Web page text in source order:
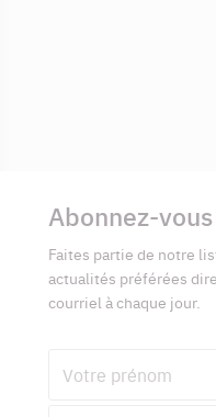
complémentaires
Abonnez-
Faites partie de notre
actualités préférées
courriel à chaque jour.